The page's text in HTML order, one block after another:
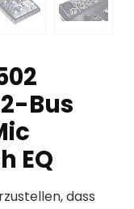
Bus
EQ
dass